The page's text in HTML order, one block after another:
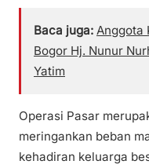
Baca juga: Anggota
Bogor Hj. Nunur
Yatim
Operasi Pasar
meringankan beban
kehadiran keluarga